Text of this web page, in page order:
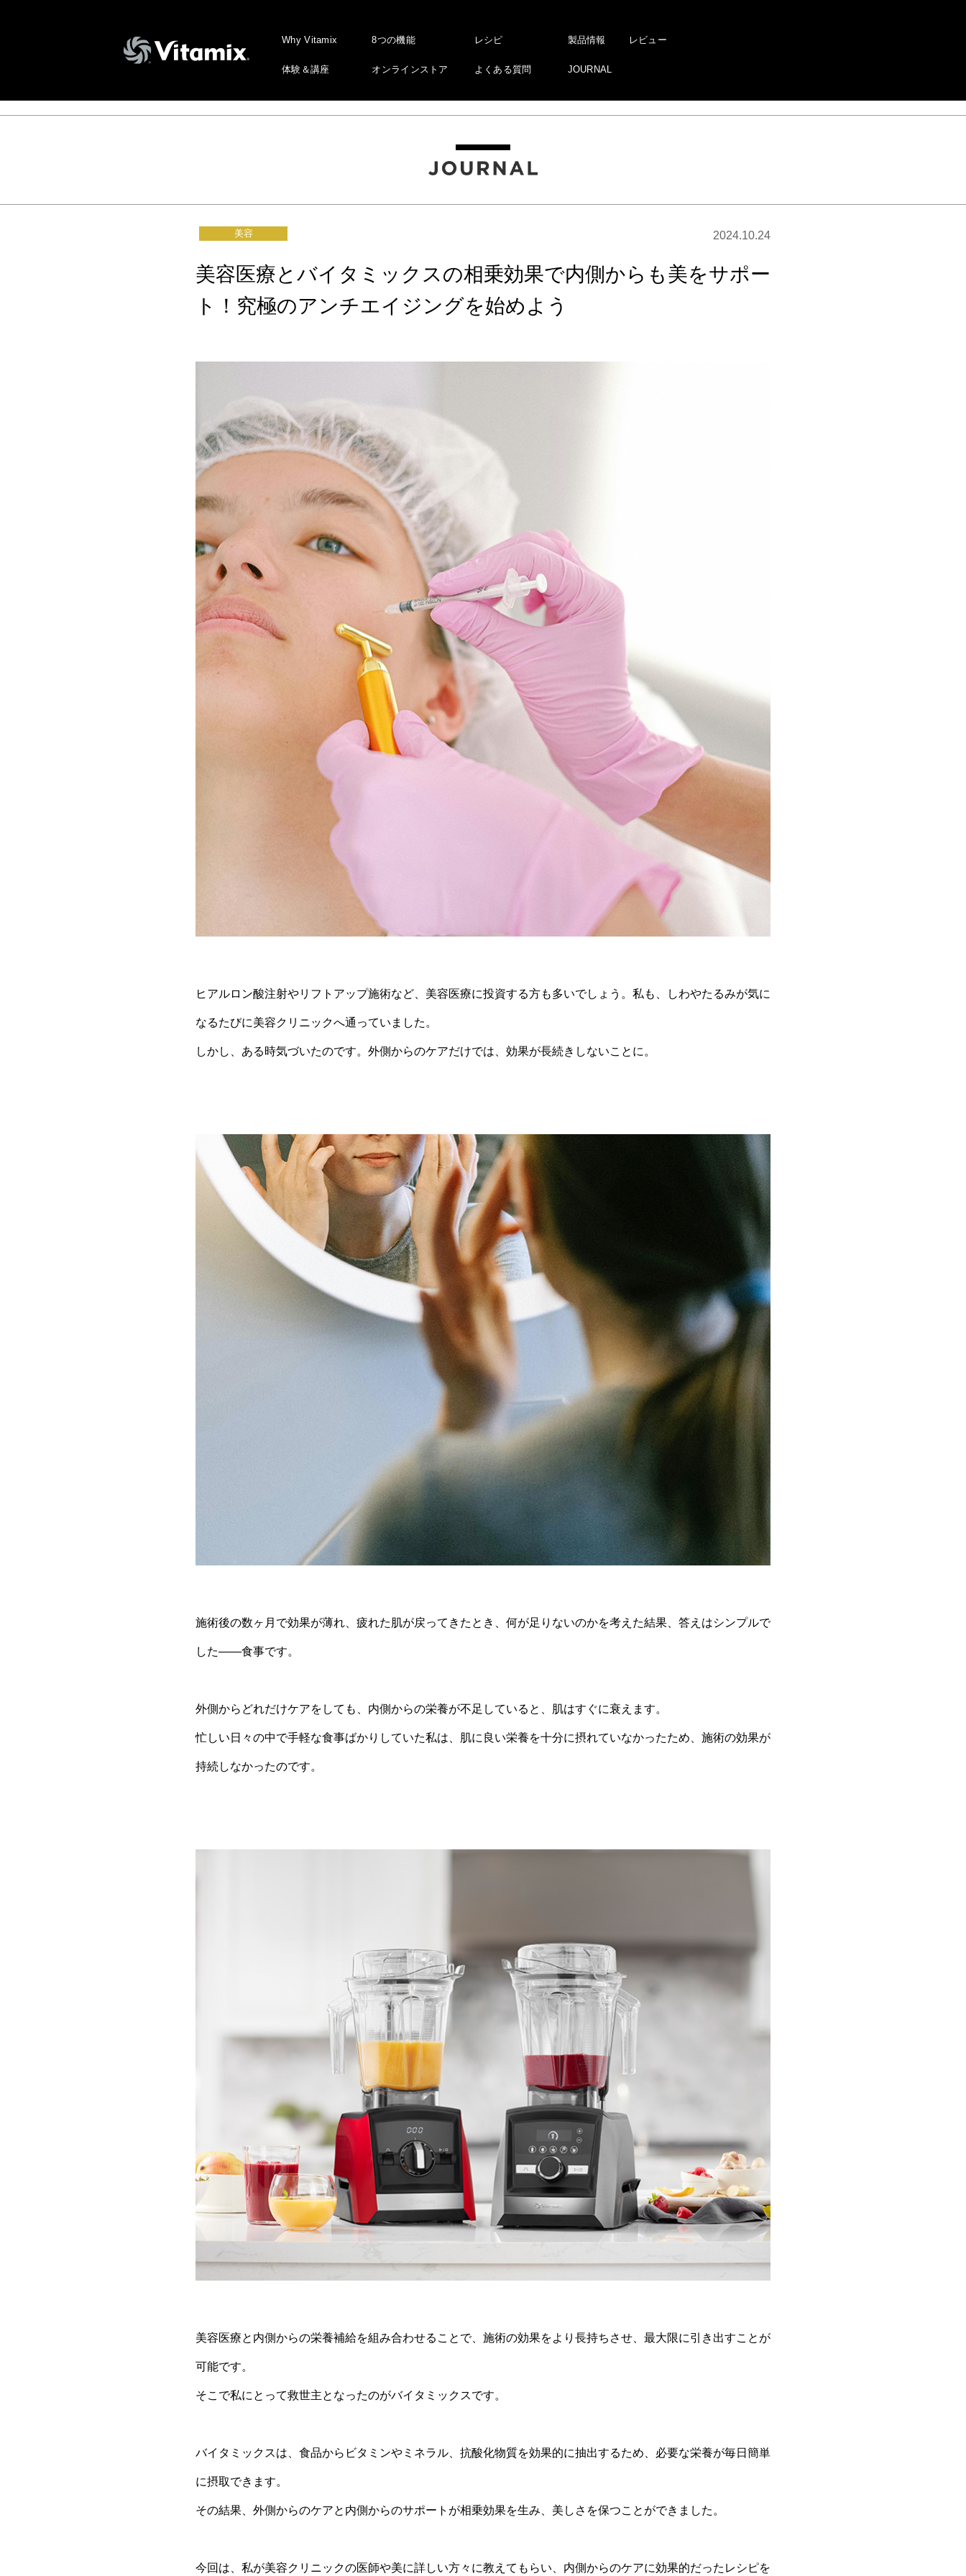
Why Vitamix
体験＆講座
8つの機能
オンラインストア
レシピ
よくある質問
製品情報
JOURNAL
レビュー
美容 2024.10.24
美容医療とバイタミックスの相乗効果で内側からも美をサポー
ト！究極のアンチエイジングを始めよう
ヒアルロン酸注射やリフトアップ施術など、美容医療に投資する方も多いでしょう。私も、しわやたるみが気に
なるたびに美容クリニックへ通っていました。
しかし、ある時気づいたのです。外側からのケアだけでは、効果が長続きしないことに。
施術後の数ヶ月で効果が薄れ、疲れた肌が戻ってきたとき、何が足りないのかを考えた結果、答えはシンプルで
した——食事です。
外側からどれだけケアをしても、内側からの栄養が不足していると、肌はすぐに衰えます。
忙しい日々の中で手軽な食事ばかりしていた私は、肌に良い栄養を十分に摂れていなかったため、施術の効果が
持続しなかったのです。
美容医療と内側からの栄養補給を組み合わせることで、施術の効果をより長持ちさせ、最大限に引き出すことが
可能です。
そこで私にとって救世主となったのがバイタミックスです。
バイタミックスは、食品からビタミンやミネラル、抗酸化物質を効果的に抽出するため、必要な栄養が毎日簡単
に摂取できます。
その結果、外側からのケアと内側からのサポートが相乗効果を生み、美しさを保つことができました。
今回は、私が美容クリニックの医師や美に詳しい方々に教えてもらい、内側からのケアに効果的だったレシピを